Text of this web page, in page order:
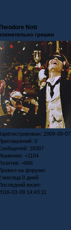
Nott
грешен
: 2009-09-07
0
18307
+1104
+666
на форуме:
месяца 0 дней
визит:
03-09 14:43:11